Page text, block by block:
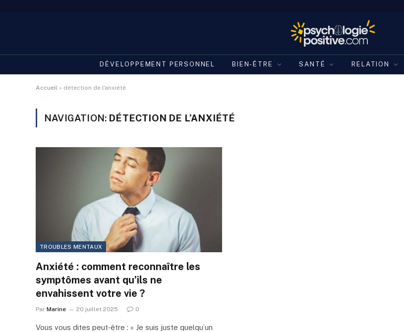
DÉVELOPPEMENT PERSONNEL BIEN-ÊTRE SANTÉ RELATION
Accueil » détection de l'anxiété
NAVIGATION: DÉTECTION DE L’ANXIÉTÉ
TROUBLES MENTAUX
Anxiété : comment reconnaître les
symptômes avant qu’ils ne
envahissent votre vie ?
Par Marine 20 juillet 2025 0
Vous vous dites peut‑être : « Je suis juste quelqu’un